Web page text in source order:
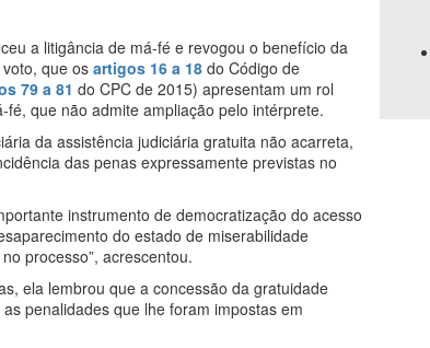
a litigância de má-fé e revogou o benefício da
que osartigos 16 a 18 do Código de
79 a 81 do CPC de 2015) apresentam um rol
que não admite ampliação pelo intérprete.
da assistência judiciária gratuita não acarreta,
das penas expressamente previstas no
instrumento de democratização do acesso
do estado de miserabilidade
processo”, acrescentou.
ela lembrou que a concessão da gratuidade
penalidades que lhe foram impostas em